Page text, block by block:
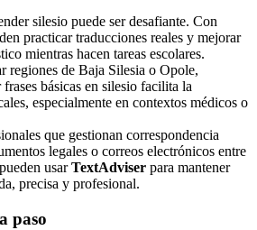
silesio puede ser desafiante. Con
practicar traducciones reales y mejorar
mientras hacen tareas escolares.
regiones de Baja Silesia o Opole,
básicas en silesio facilita la
especialmente en contextos médicos o
que gestionan correspondencia
legales o correos electrónicos entre
usarTextAdviser para mantener
precisa y profesional.
paso